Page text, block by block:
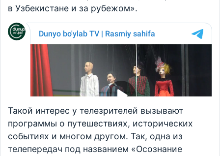
в Узбекистане и за рубежом».
Такой интерес у телезрителей вызывают
программы о путешествиях, исторических
событиях и многом другом. Так, одна из
телепередач под названием «Осознание